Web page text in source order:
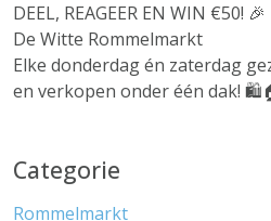
DEEL, REAGEER EN WIN €50! 🎉
De Witte Rommelmarkt
Elke donderdag én zaterdag
en verkopen onder één dak!
Categorie
Rommelmarkt